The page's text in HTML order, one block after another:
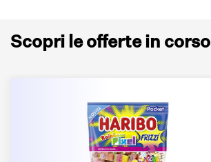
Scopri le offerte in corso